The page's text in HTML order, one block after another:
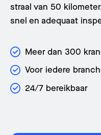
straal van 50
snel en adequaat
Meer dan 300
Voor iedere
24/7 bereikbaar